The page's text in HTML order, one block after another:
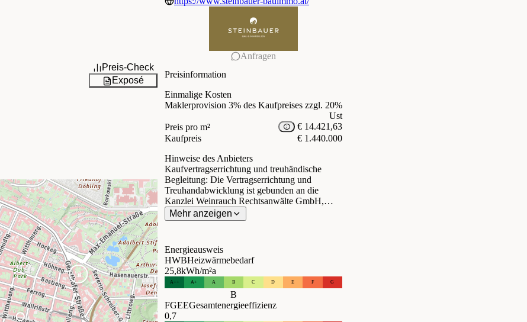
Preis-Check
Exposé
Energieausweis
HWBHeizwärmebedarf
25,8kWh/m²a
A++ A+ A B C D E F G
B
FGEEGesamtenergieeffizienz
0,7
Preisinformation
Einmalige Kosten
Maklerprovision 3% des Kaufpreises zzgl. 20%
Ust
Preis pro m²
€ 14.421,63
Kaufpreis
€ 1.440.000
Hinweise des Anbieters
Kaufvertragserrichtung und treuhändische
Begleitung: Die Vertragserrichtung und
Treuhandabwicklung ist gebunden an die
Kanzlei Weinrauch Rechtsanwälte GmbH,
Stubenring 16/2, 1010 Wien. Die Kosten
betragen 1,6 % des Kaufpreises zzgl. 20 %
0,5% zzgl. 20 % USt.
Mehr anzeigen
Anfragen